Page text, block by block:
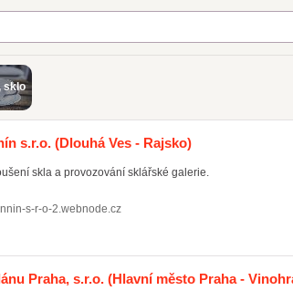
sklo
s.r.o. (Dlouhá Ves - Rajsko)
skla a provozování sklářské galerie.
s-r-o-2.webnode.cz
Praha, s.r.o. (Hlavní město Praha -